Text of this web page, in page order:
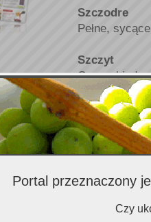
Szczodre
Pełne,
Szczyt
Czas, kiedy
subiektywna.
Szkliste
Wyjątkowo
zdarza się
Szlachetna
Botrytis
Portal przeznaczony
Czy